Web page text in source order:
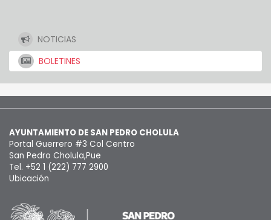
NOTICIAS
BOLETINES
AYUNTAMIENTO DE SAN PEDRO CHOLULA
Portal Guerrero #3 Col Centro
San Pedro Cholula,Pue
Tel. +52 1 (222) 777 2900
Ubicación